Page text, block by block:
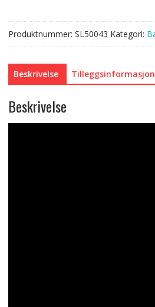
Produktnummer: SL50043 Kategori:
Beskrivelse Tilleggsinformasjon
Beskrivelse